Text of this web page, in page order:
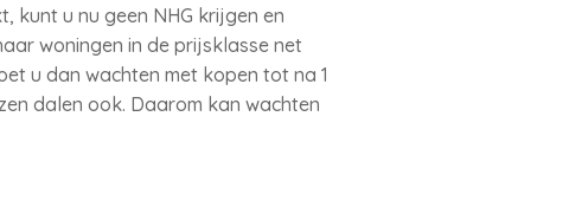
kunt u nu geen NHG krijgen en
woningen in de prijsklasse net
u dan wachten met kopen tot na 1
dalen ook. Daarom kan wachten